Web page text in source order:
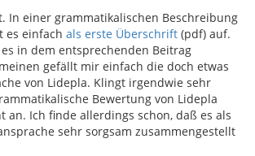
In einer grammatikalischen Beschreibung
es einfach als erste Überschrift (pdf) auf.
in dem entsprechenden Beitrag
gefällt mir einfach die doch etwas
von Lidepla. Klingt irgendwie sehr
Bewertung von Lidepla
an. Ich finde allerdings schon, daß es als
sehr sorgsam zusammengestellt